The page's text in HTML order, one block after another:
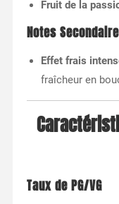
Fruit de la
Notes
Effet frais
fraîcheur en
Taux de PG/VG